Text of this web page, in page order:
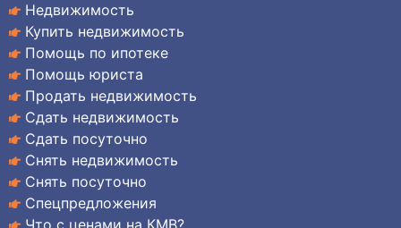
Недвижимость
Купить недвижимость
Помощь по ипотеке
Помощь юриста
Продать недвижимость
Сдать недвижимость
Сдать посуточно
Снять недвижимость
Снять посуточно
Спецпредложения
Что с ценами на КМВ?